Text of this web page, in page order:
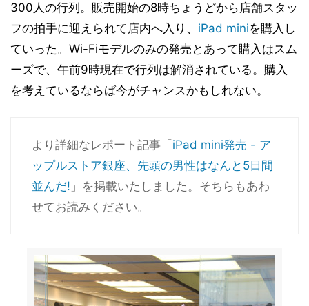
300人の行列。販売開始の8時ちょうどから店舗スタッ
フの拍手に迎えられて店内へ入り、 iPad miniを購入し
ていった。Wi-Fiモデルのみの発売とあって購入はスム
ーズで、午前9時現在で行列は解消されている。購入
を考えているならば今がチャンスかもしれない。
より詳細なレポート記事「 iPad mini発売 - ア
ップルストア銀座、先頭の男性はなんと5日間
並んだ! 」を掲載いたしました。そちらもあわ
せてお読みください。